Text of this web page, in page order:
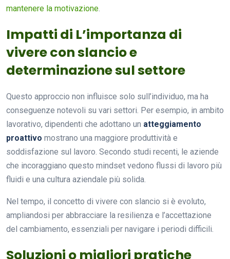
mantenere la motivazione.
Impatti di L’importanza di
vivere con slancio e
determinazione sul settore
Questo approccio non influisce solo sull’individuo, ma ha
conseguenze notevoli su vari settori. Per esempio, in ambito
lavorativo, dipendenti che adottano un atteggiamento
proattivo mostrano una maggiore produttività e
soddisfazione sul lavoro. Secondo studi recenti, le aziende
che incoraggiano questo mindset vedono flussi di lavoro più
fluidi e una cultura aziendale più solida.
Nel tempo, il concetto di vivere con slancio si è evoluto,
ampliandosi per abbracciare la resilienza e l’accettazione
del cambiamento, essenziali per navigare i periodi difficili.
Soluzioni o migliori pratiche